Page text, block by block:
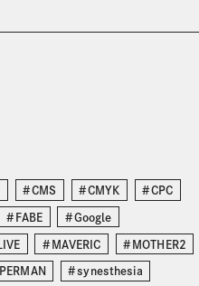
CMS CMYK CPC
FABE Google
LIVE MAVERIC MOTHER2
synesthesia